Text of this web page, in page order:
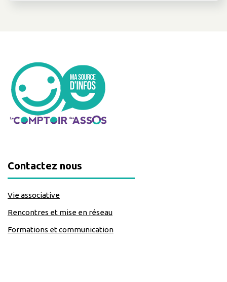
Contactez nous
Vie associative
Rencontres et mise en réseau
Formations et communication